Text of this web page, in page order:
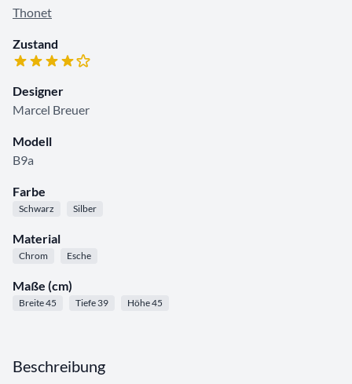
Thonet
Zustand
Designer
Marcel Breuer
Modell
B9a
Farbe
Schwarz Silber
Material
Chrom Esche
Maße (cm)
Breite 45 Tiefe 39 Höhe 45
Beschreibung